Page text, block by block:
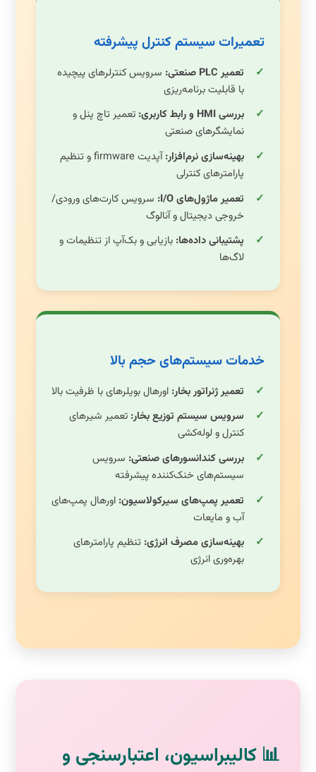
تعمیرات سیستم کنترل پیشرفته
تعمیر PLC صنعتی:
سرویس کنترلرهای پیچیده
با قابلیت برنامه‌ریزی
بررسی HMI و رابط کاربری:
تعمیر تاچ پنل و
نمایشگرهای صنعتی
بهینه‌سازی نرم‌افزار:
آپدیت firmware و تنظیم
پارامترهای کنترلی
تعمیر ماژول‌های I/O:
سرویس کارت‌های ورودی/
خروجی دیجیتال و آنالوگ
پشتیبانی داده‌ها: بازیابی و بک‌آپ از تنظیمات و
لاگ‌ها
خدمات سیستم‌های حجم بالا
تعمیر ژنراتور بخار: اورهال بویلرهای با ظرفیت بالا
سرویس سیستم توزیع بخار: تعمیر شیرهای
کنترل و لوله‌کشی
بررسی کندانسورهای صنعتی: سرویس
سیستم‌های خنک‌کننده پیشرفته
تعمیر پمپ‌های سیرکولاسیون: اورهال پمپ‌های
آب و مایعات
بهینه‌سازی مصرف انرژی: تنظیم پارامترهای
بهره‌وری انرژی
📊 کالیبراسیون، اعتبارسنجی و